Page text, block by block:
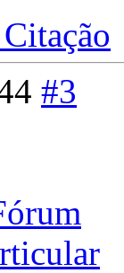
#3